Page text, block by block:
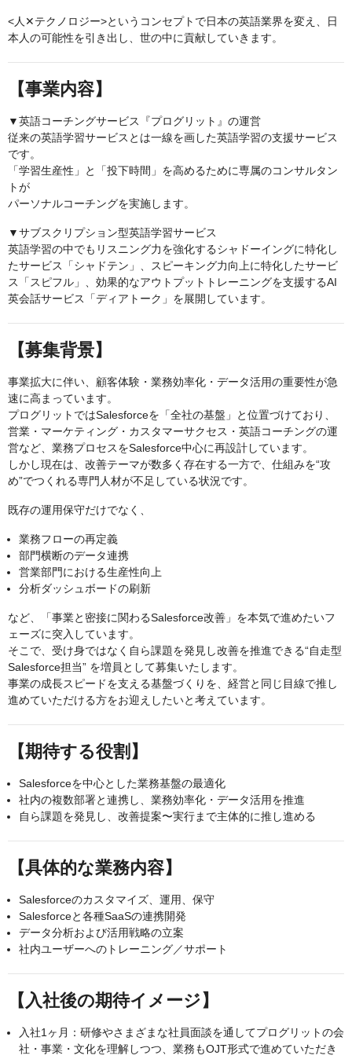
<人✕テクノロジー>というコンセプトで日本の英語業界を変え、日
本人の可能性を引き出し、世の中に貢献していきます。
【事業内容】
▼英語コーチングサービス『プログリット』の運営
従来の英語学習サービスとは一線を画した英語学習の支援サービス
です。
「学習生産性」と「投下時間」を高めるために専属のコンサルタン
トが
パーソナルコーチングを実施します。
▼サブスクリプション型英語学習サービス
英語学習の中でもリスニング力を強化するシャドーイングに特化し
たサービス「シャドテン」、スピーキング力向上に特化したサービ
ス「スピフル」、効果的なアウトプットトレーニングを支援するAI
英会話サービス「ディアトーク」を展開しています。
【募集背景】
事業拡大に伴い、顧客体験・業務効率化・データ活用の重要性が急
速に高まっています。
プログリットではSalesforceを「全社の基盤」と位置づけており、
営業・マーケティング・カスタマーサクセス・英語コーチングの運
営など、業務プロセスをSalesforce中心に再設計しています。
しかし現在は、改善テーマが数多く存在する一方で、仕組みを“攻
め”でつくれる専門人材が不足している状況です。
既存の運用保守だけでなく、
業務フローの再定義
部門横断のデータ連携
営業部門における生産性向上
分析ダッシュボードの刷新
など、「事業と密接に関わるSalesforce改善」を本気で進めたいフ
ェーズに突入しています。
そこで、受け身ではなく自ら課題を発見し改善を推進できる“自走型
Salesforce担当” を増員として募集いたします。
事業の成長スピードを支える基盤づくりを、経営と同じ目線で推し
進めていただける方をお迎えしたいと考えています。
【期待する役割】
Salesforceを中心とした業務基盤の最適化
社内の複数部署と連携し、業務効率化・データ活用を推進
自ら課題を発見し、改善提案〜実行まで主体的に推し進める
【具体的な業務内容】
Salesforceのカスタマイズ、運用、保守
Salesforceと各種SaaSの連携開発
データ分析および活用戦略の立案
社内ユーザーへのトレーニング／サポート
【入社後の期待イメージ】
入社1ヶ月：研修やさまざまな社員面談を通してプログリットの会
社・事業・文化を理解しつつ、業務もOJT形式で進めていただき